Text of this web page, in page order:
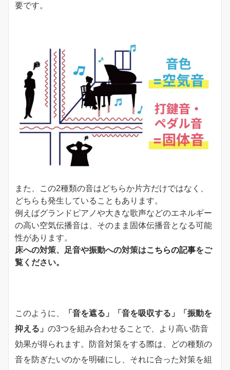
要です。
また、この2種類の音はどちらか片方だけではなく、
どちらも発生していることもあります。
例えばグランドピアノや大きな歌声などのエネルギー
の高い空気伝播音は、そのまま固体伝播音となる可能
性があります。
床への対策、足音や振動への対策はこちらの記事をご
覧ください。
このように、
「音を遮る」「音を吸収する」「振動を
抑える」 の3つを組み合わせることで、より高い防音
効果が得られます。防音対策をする際は、どの種類の
音を防ぎたいのかを明確にし、それに合った対策を組